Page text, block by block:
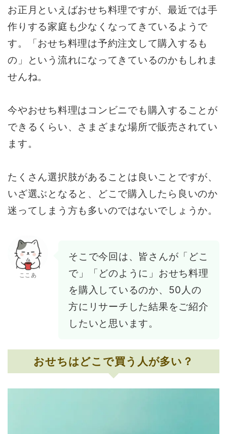
お正月といえばおせち料理ですが、最近では手
作りする家庭も少なくなってきているようで
す。「おせち料理は予約注文して購入するも
の」という流れになってきているのかもしれま
せんね。
今やおせち料理はコンビニでも購入することが
できるくらい、さまざまな場所で販売されてい
ます。
たくさん選択肢があることは良いことですが、
いざ選ぶとなると、どこで購入したら良いのか
迷ってしまう方も多いのではないでしょうか。
ここあ
そこで今回は、皆さんが「どこ
で」「どのように」おせち料理
を購入しているのか、50人の
方にリサーチした結果をご紹介
したいと思います。
おせちはどこで買う人が多い？